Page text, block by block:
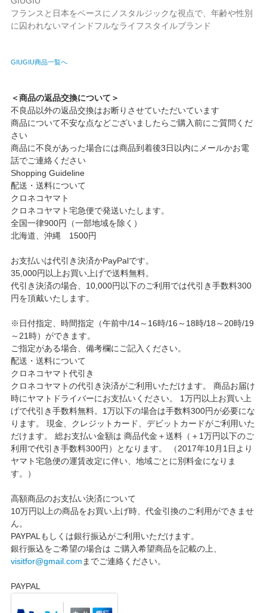
フランスと日本をベースにノスタルジックな視点で、年齢や性別
に囚われないマインドフルなライフスタイルブランド
GIUGIU商品一覧へ
＜商品の返品交換について＞
不良品以外の返品交換はお断りさせていただいています
商品について不安な点などございましたらご購入前にご質問くだ
さい
商品に不良があった場合には商品到着後3日以内にメールかお電
話でご連絡ください
Shopping Guideline
配送・送料について
クロネコヤマト
クロネコヤマト宅急便で発送いたします。
全国一律900円（一部地域を除く）
北海道、沖縄 1500円
お支払いは代引き決済かPayPalです。
35,000円以上お買い上げで送料無料。
代引き決済の場合、10,000円以下のご利用では代引き手数料300
円を頂戴いたします。
※日付指定、時間指定（午前中/14～16時/16～18時/18～20時/19
～21時）ができます。
ご指定がある場合、備考欄にご記入ください。
配送・送料について
クロネコヤマト代引き
クロネコヤマトの代引き決済がご利用いただけます。 商品お届け
時にヤマトドライバーにお支払いください。 1万円以上お買い上
げで代引き手数料無料。1万以下の場合は手数料300円が必要にな
ります。 現金、クレジットカード、デビットカードがご利用いた
だけます。 総お支払い金額は 商品代金＋送料（＋1万円以下のご
利用で代引き手数料300円）となります。 （2017年10月1日より
ヤマト宅急便の運賃改定に伴い、地域ごとに別料金になりま
す。）
高額商品のお支払い決済について
10万円以上の商品をお買い上げ時、代金引換のご利用ができませ
ん。
PAYPALもしくは銀行振込がご利用いただけます。
銀行振込をご希望の場合は ご購入希望商品を記載の上、
visitfor@gmail.com までご連絡ください。
PAYPAL